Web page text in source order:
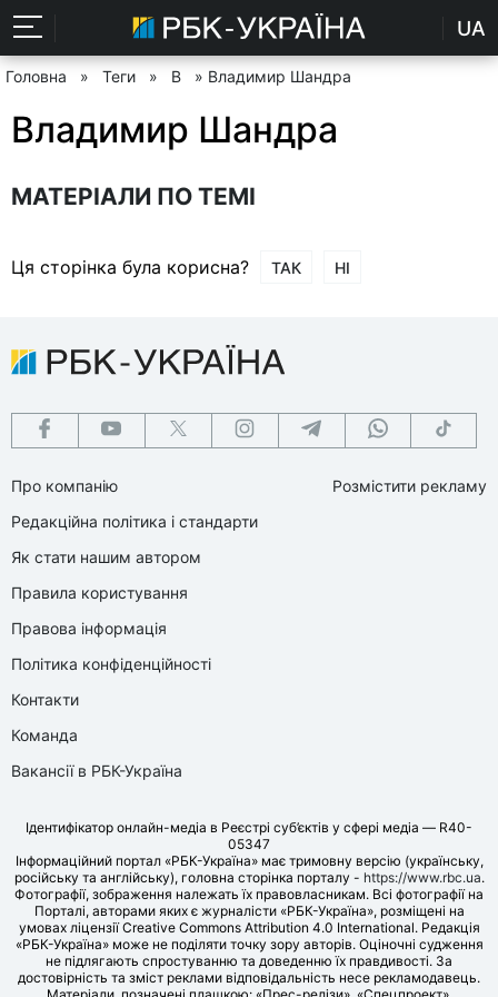
UA
Головна » Теги » В » Владимир Шандра
Владимир Шандра
МАТЕРІАЛИ ПО ТЕМІ
Ця сторінка була корисна? ТАК НІ
Про компанію
Редакційна політика і стандарти
Як стати нашим автором
Правила користування
Правова інформація
Політика конфіденційності
Контакти
Команда
Вакансії в РБК-Україна
Розмістити рекламу
Ідентифікатор онлайн-медіа в Реєстрі суб’єктів у сфері медіа — R40-
05347
Інформаційний портал «РБК-Україна» має тримовну версію (українську,
російську та англійську), головна сторінка порталу - https://www.rbc.ua.
Фотографії, зображення належать їх правовласникам. Всі фотографії на
Порталі, авторами яких є журналісти «РБК-Україна», розміщені на
умовах ліцензії Creative Commons Attribution 4.0 International. Редакція
«РБК-Україна» може не поділяти точку зору авторів. Оціночні судження
не підлягають спростуванню та доведенню їх правдивості. За
достовірність та зміст реклами відповідальність несе рекламодавець.